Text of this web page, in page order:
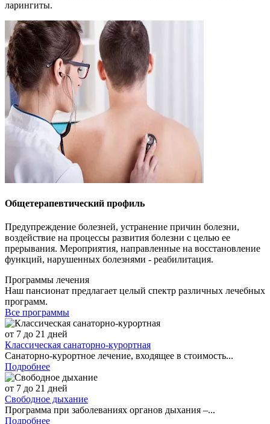
ларингиты.
Общетерапевтический профиль
Предупреждение болезней, устранение причин болезни,
воздействие на процессы развития болезни с целью ее
прерывания. Мероприятия, направленные на восстановление
функций, нарушенных болезнями - реабилитация.
Программы лечения
Наш пансионат предлагает целый спектр различных лечебных
программ.
Все программы
от 7 до 21 дней
Классическая санаторно-курортная
Санаторно-курортное лечение, входящее в стоимость...
Подробнее
от 7 до 21 дней
Свободное дыхание
Программа при заболеваниях органов дыхания –...
Подробнее